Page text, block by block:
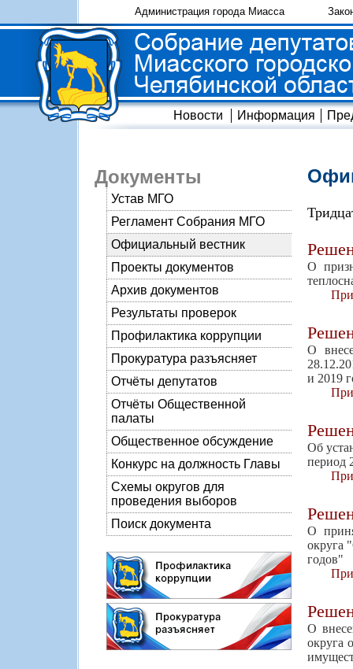
Администрация города Миасса
Новости Информация
Документы
Устав МГО
Регламент Собрания МГО
Официальный вестник
Проекты документов
Архив документов
Результаты проверок
Профилактика коррупции
Прокуратура разъясняет
Отчёты депутатов
Отчёты Общественной
палаты
Общественное обсуждение
Конкурс на должность Главы
Схемы округов для
проведения выборов
Поиск документа
О
О
и 2019
Об
период
О
округа
годов"
О
округа